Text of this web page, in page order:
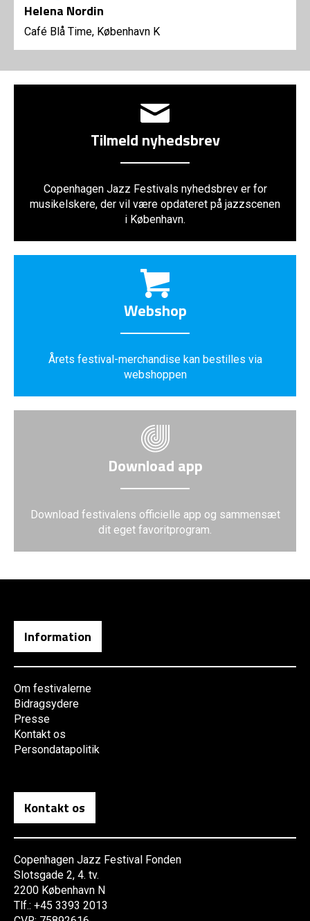
Helena Nordin
Café Blå Time, København K
Tilmeld nyhedsbrev
Copenhagen Jazz Festivals nyhedsbrev er for
musikelskere, der vil være opdateret på jazzscenen
i København.
Webshop
Årets festival-merchandise kan bestilles via
webshoppen
Download app
Download festivalens officielle app og sammensæt
dit eget favoritprogram.
Information
Om festivalerne
Bidragsydere
Presse
Kontakt os
Persondatapolitik
Kontakt os
Copenhagen Jazz Festival Fonden
Slotsgade 2, 4. tv.
2200 København N
Tlf.: +45 3393 2013